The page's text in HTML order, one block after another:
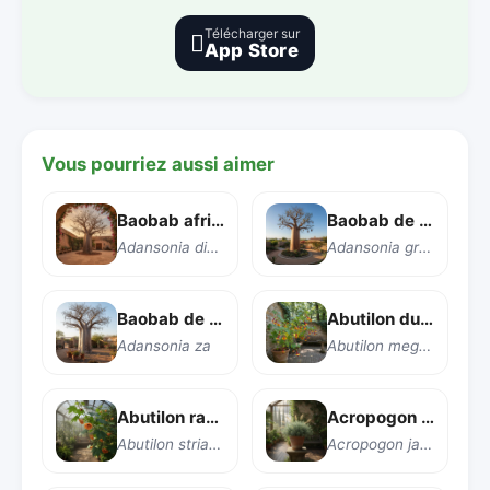
Télécharger sur
App Store
Vous pourriez aussi aimer
Baobab africain
Adansonia digitata
Baobab de Grandidier
Adansonia grandidieri
Baobab de Madagascar
Adansonia za
Abutilon du Brésil
Abutilon megapotamicum
Abutilon rayé
Abutilon striatum
Acropogon de Jaffré
Acropogon jaffrei